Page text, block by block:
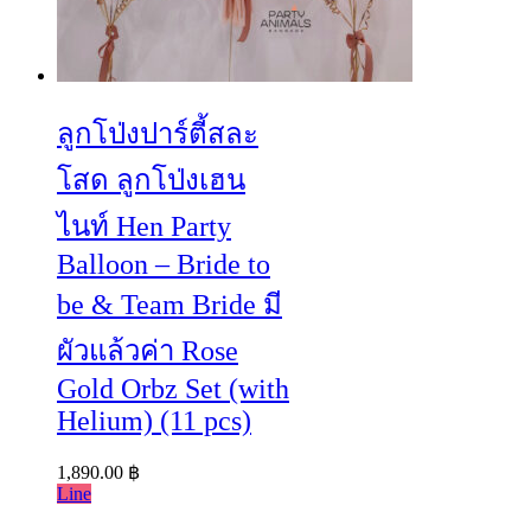
ลูกโป่งปาร์ตี้สละ
โสด ลูกโป่งเฮน
ไนท์ Hen Party
Balloon – Bride to
be & Team Bride มี
ผัวแล้วค่า Rose
Gold Orbz Set (with
Helium) (11 pcs)
1,890.00 ฿
Line